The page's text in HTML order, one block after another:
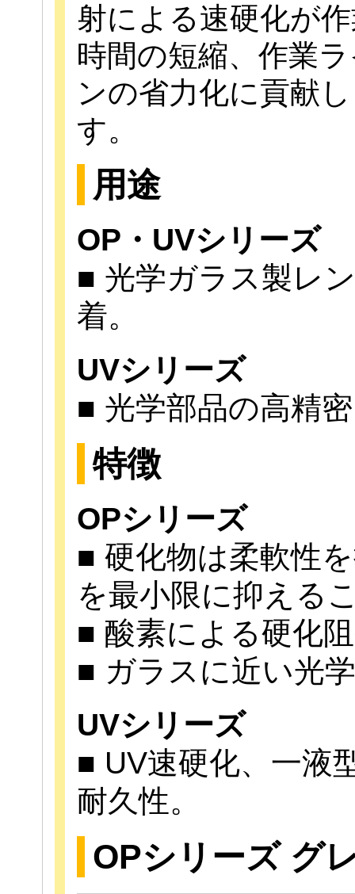
射による速硬化が
時間の短縮、作業
ンの省力化に貢献
す。
用途
OP・UVシリーズ
■ 光学ガラス製レ
着。
UVシリーズ
■ 光学部品の高精
特徴
OPシリーズ
■ 硬化物は柔軟性
を最小限に抑える
■ 酸素による硬化
■ ガラスに近い光
UVシリーズ
■ UV速硬化、一液
耐久性。
OPシリーズ グ